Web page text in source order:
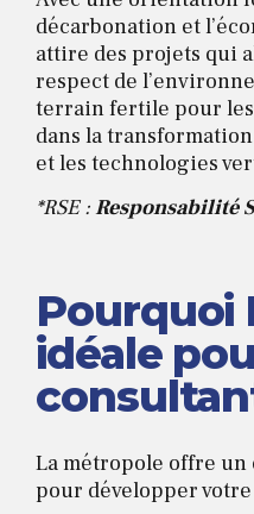
décarbonation et
attire des projets qui
respect de
terrain fertile pour
dans la
et les technologies
*RSE :Responsabilité
Pourquoi
idéale
La métropole offre
pour développer